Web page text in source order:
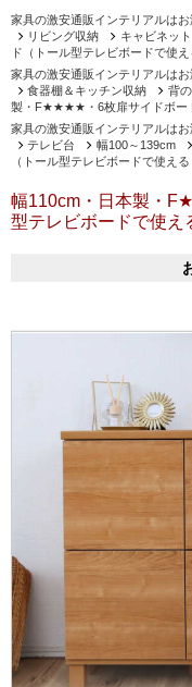
家具の激安通販インテリアルは
リビング収納
キャビネット
ド（トール型テレビボードで使え
家具の激安通販インテリアルは
食器棚＆キッチン収納
背
製・F★★★★・6枚扉サイドボー
家具の激安通販インテリアルは
テレビ台
幅100～139cm
（トール型テレビボードで使える
幅110cm・日本製・
型テレビボードで使え